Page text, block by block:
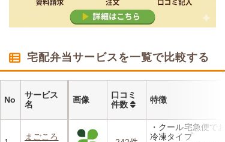
宅配弁当サービスを一覧で比較する
No
サービス
名
画像
口コミ
件数
特徴
まごころ
・クール宅急便で
冷凍タイプ